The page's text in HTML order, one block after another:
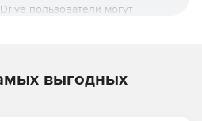
пользователи могут
с WebDAV приложение
блокировать просмотр и
выгодных